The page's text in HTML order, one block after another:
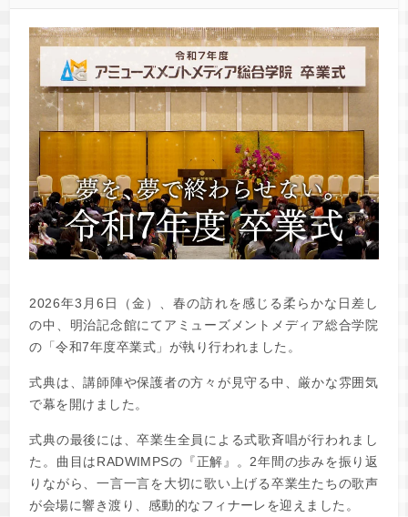
2026年3月6日（金）、春の訪れを感じる柔らかな日差し
の中、明治記念館にてアミューズメントメディア総合学院
の「令和7年度卒業式」が執り行われました。
式典は、講師陣や保護者の方々が見守る中、厳かな雰囲気
で幕を開けました。
式典の最後には、卒業生全員による式歌斉唱が行われまし
た。曲目はRADWIMPSの『正解』。2年間の歩みを振り返
りながら、一言一言を大切に歌い上げる卒業生たちの歌声
が会場に響き渡り、感動的なフィナーレを迎えました。